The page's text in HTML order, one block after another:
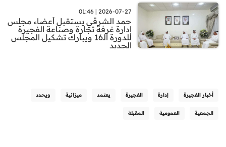
2026-07-27 | 01:46
حمد الشرقي يستقبل أعضاء مجلس
إدارة غرفة تجارة وصناعة الفجيرة
للدورة الـ16 ويبارك تشكيل المجلس
الجديد
أخبار الفجيرة إدارة الفجيرة يعتمد ميزانية ويحدد
الجمعية العمومية المقبلة